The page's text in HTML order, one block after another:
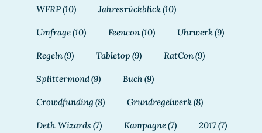
WFRP(10) Jahresrückblick(10)
Umfrage(10) Feencon(10) Uhrwerk(9)
Regeln(9) Tabletop (9) RatCon(9)
Splittermond(9) Buch(9)
Crowdfunding (8) Grundregelwerk(8)
Deth Wizards (7) Kampagne(7) 2017(7)